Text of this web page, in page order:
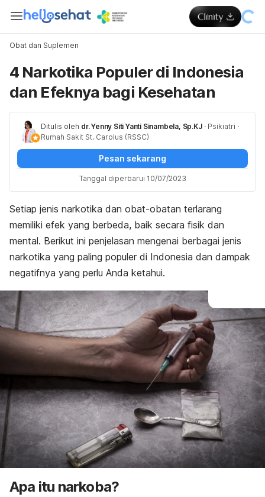
Obat dan Suplemen
4 Narkotika Populer di Indonesia
dan Efeknya bagi Kesehatan
Ditulis oleh dr. Yenny Siti Yanti Sinambela, Sp.KJ · Psikiatri ·
Rumah Sakit St. Carolus (RSSC)
Pesan sekarang
Tanggal diperbarui 10/07/2023
Setiap jenis narkotika dan obat-obatan terlarang
memiliki efek yang berbeda, baik secara fisik dan
mental. Berikut ini penjelasan mengenai berbagai jenis
narkotika yang paling populer di Indonesia dan dampak
negatifnya yang perlu Anda ketahui.
Apa itu narkoba?